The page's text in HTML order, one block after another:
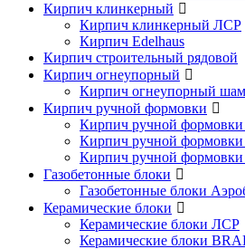
Кирпич клинкерный
Кирпич клинкерный ЛСР
Кирпич Edelhaus
Кирпич строительный рядовой
Кирпич огнеупорный
Кирпич огнеупорный
Кирпич ручной формовки
Кирпич ручной формовки
Кирпич ручной
Кирпич ручной
Газобетонные блоки
Газобетонные блоки
Керамические блоки
Керамические блоки ЛСР
Керамические блоки